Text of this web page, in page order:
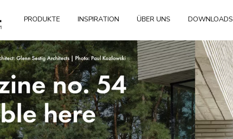
PRODUKTE INSPIRATION ÜBER UNS DOWNLOADS